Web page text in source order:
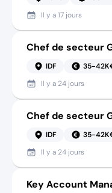
Il y a17 jours
Chef de secteur
IDF
35-
Il y a 24 jours
Chef de secteur
IDF
35-
Il y a 24 jours
Key Account